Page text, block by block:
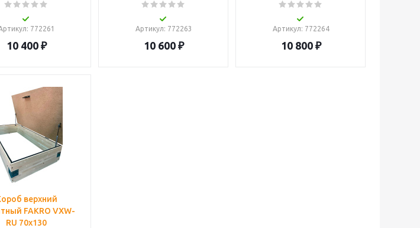
: 772261
10 400₽
Артикул: 772263
10 600₽
Артикул: 772264
10 800₽
верхний
FAKRO VXW-
RU 70х130